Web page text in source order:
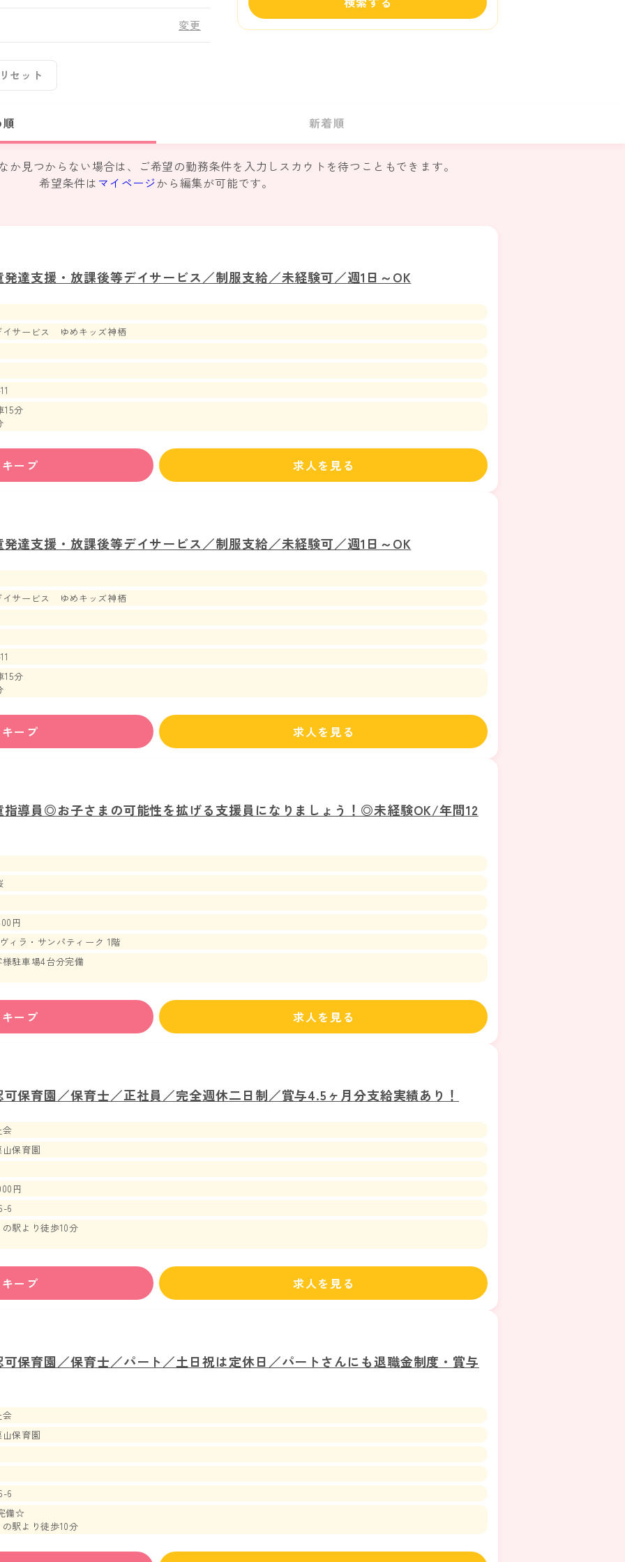
変更
セット
新着順
か見つからない場合は、ご希望の勤務条件を入力しスカウトを待つこともできます。
希望条件は マイページから編集が可能です。
達支援・放課後等デイサービス／制服支給／未経験可／週1日～OK
イサービス ゆめキッズ神栖
分
ープ 求人を見る
達支援・放課後等デイサービス／制服支給／未経験可／週1日～OK
イサービス ゆめキッズ神栖
分
ープ 求人を見る
指導員◎お子さまの可能性を拡げる支援員になりましょう！◎未経験OK/年間12
円
ィラ・サンパティーク 1階
駐車場4台分完備
ープ 求人を見る
保育園／保育士／正社員／完全週休二日制／賞与4.5ヶ月分支給実績あり！
会
保育園
円
6
駅より徒歩10分
ープ 求人を見る
保育園／保育士／パート／土日祝は定休日／パートさんにも退職金制度・賞与
会
保育園
6
備☆
駅より徒歩10分